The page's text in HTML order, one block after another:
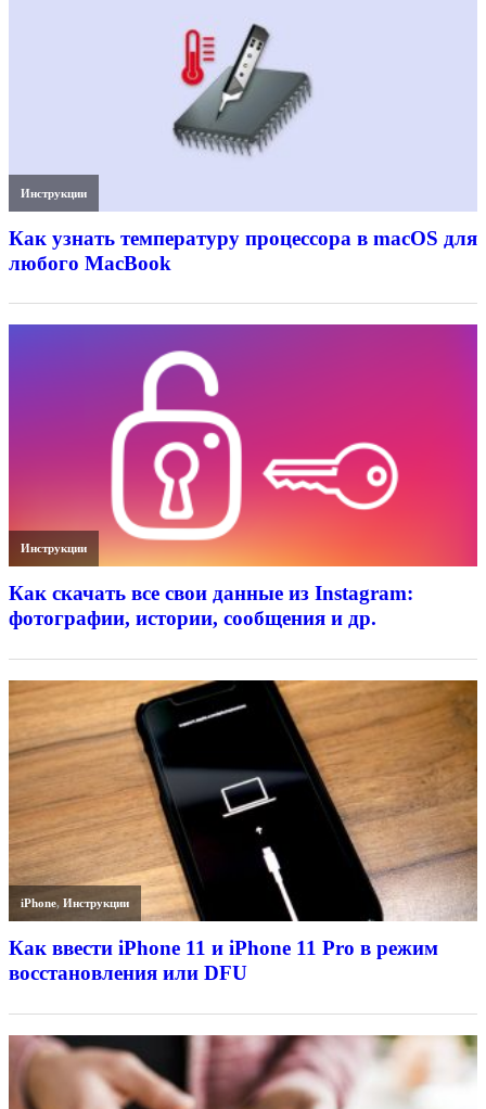
Инструкции
Как узнать температуру процессора в macOS для
любого MacBook
Инструкции
Как скачать все свои данные из Instagram:
фотографии, истории, сообщения и др.
iPhone,Инструкции
Как ввести iPhone 11 и iPhone 11 Pro в режим
восстановления или DFU